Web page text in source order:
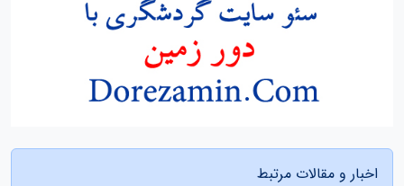
اخبار و مقالات مرتبط